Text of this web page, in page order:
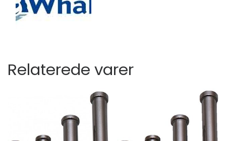
Relaterede varer